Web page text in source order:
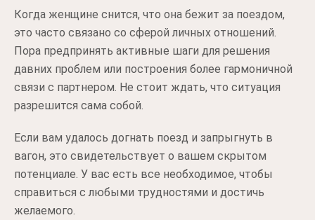
Когда женщине снится, что она бежит за поездом,
это часто связано со сферой личных отношений.
Пора предпринять активные шаги для решения
давних проблем или построения более гармоничной
связи с партнером. Не стоит ждать, что ситуация
разрешится сама собой.
Если вам удалось догнать поезд и запрыгнуть в
вагон, это свидетельствует о вашем скрытом
потенциале. У вас есть все необходимое, чтобы
справиться с любыми трудностями и достичь
желаемого.